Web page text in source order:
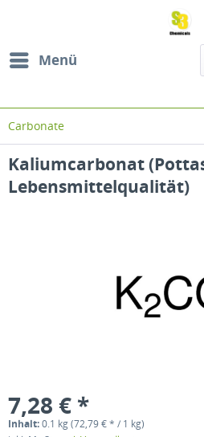
Menü
Carbonate
Kaliumcarbonat
Lebensmittelqualität)
7,28 € *
Inhalt:0.1 kg (72,79 € * / 1 kg)